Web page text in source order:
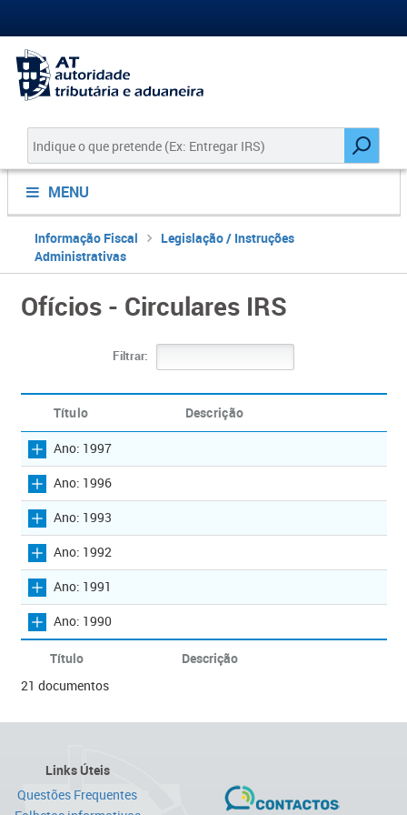
MENU
Informação Fiscal
Legislação / Instruções
Administrativas
Ofícios - Circulares IRS
Filtrar:
Título Descrição
Título Descrição
Ano: 1997
Ano: 1996
Ano: 1993
Ano: 1992
Ano: 1991
Ano: 1990
21 documentos
Links Úteis
Questões Frequentes